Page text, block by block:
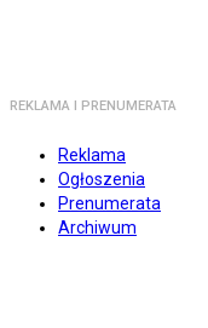
REKLAMA I PRENUMERATA
Reklama
Ogłoszenia
Prenumerata
Archiwum